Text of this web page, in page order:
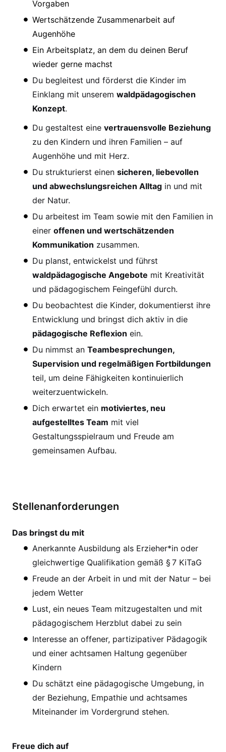
Vorgaben
Wertschätzende Zusammenarbeit auf
Augenhöhe
Ein Arbeitsplatz, an dem du deinen Beruf
wieder gerne machst
Du begleitest und förderst die Kinder im
Einklang mit unserem waldpädagogischen
Konzept.
Du gestaltest eine vertrauensvolle Beziehung
zu den Kindern und ihren Familien – auf
Augenhöhe und mit Herz.
Du strukturierst einen sicheren, liebevollen
und abwechslungsreichen Alltag in und mit
der Natur.
Du arbeitest im Team sowie mit den Familien in
einer offenen und wertschätzenden
Kommunikation zusammen.
Du planst, entwickelst und führst
waldpädagogische Angebote mit Kreativität
und pädagogischem Feingefühl durch.
Du beobachtest die Kinder, dokumentierst ihre
Entwicklung und bringst dich aktiv in die
pädagogische Reflexion ein.
Du nimmst an Teambesprechungen,
Supervision und regelmäßigen Fortbildungen
teil, um deine Fähigkeiten kontinuierlich
weiterzuentwickeln.
Dich erwartet ein motiviertes, neu
aufgestelltes Team mit viel
Gestaltungsspielraum und Freude am
gemeinsamen Aufbau.
Stellenanforderungen
Das bringst du mit
Anerkannte Ausbildung als Erzieher*in oder
gleichwertige Qualifikation gemäß § 7 KiTaG
Freude an der Arbeit in und mit der Natur – bei
jedem Wetter
Lust, ein neues Team mitzugestalten und mit
pädagogischem Herzblut dabei zu sein
Interesse an offener, partizipativer Pädagogik
und einer achtsamen Haltung gegenüber
Kindern
Du schätzt eine pädagogische Umgebung, in
der Beziehung, Empathie und achtsames
Miteinander im Vordergrund stehen.
Freue dich auf